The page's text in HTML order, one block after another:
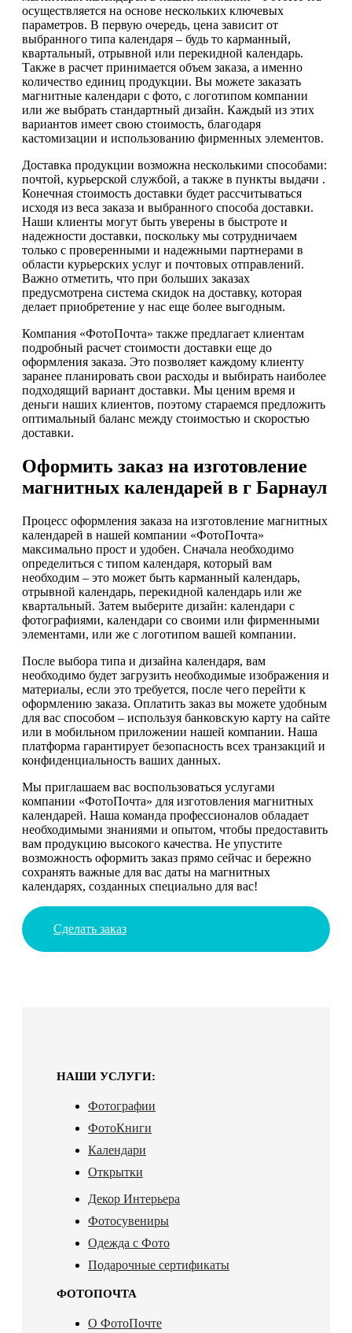
осуществляется на основе нескольких ключевых
параметров. В первую очередь, цена зависит от
выбранного типа календаря – будь то карманный,
квартальный, отрывной или перекидной календарь.
Также в расчет принимается объем заказа, а именно
количество единиц продукции. Вы можете заказать
магнитные календари с фото, с логотипом компании
или же выбрать стандартный дизайн. Каждый из этих
вариантов имеет свою стоимость, благодаря
кастомизации и использованию фирменных элементов.
Доставка продукции возможна несколькими способами:
почтой, курьерской службой, а также в пункты выдачи .
Конечная стоимость доставки будет рассчитываться
исходя из веса заказа и выбранного способа доставки.
Наши клиенты могут быть уверены в быстроте и
надежности доставки, поскольку мы сотрудничаем
только с проверенными и надежными партнерами в
области курьерских услуг и почтовых отправлений.
Важно отметить, что при больших заказах
предусмотрена система скидок на доставку, которая
делает приобретение у нас еще более выгодным.
Компания «ФотоПочта» также предлагает клиентам
подробный расчет стоимости доставки еще до
оформления заказа. Это позволяет каждому клиенту
заранее планировать свои расходы и выбирать наиболее
подходящий вариант доставки. Мы ценим время и
деньги наших клиентов, поэтому стараемся предложить
оптимальный баланс между стоимостью и скоростью
доставки.
Оформить заказ на изготовление
магнитных календарей в г Барнаул
Процесс оформления заказа на изготовление магнитных
календарей в нашей компании «ФотоПочта»
максимально прост и удобен. Сначала необходимо
определиться с типом календаря, который вам
необходим – это может быть карманный календарь,
отрывной календарь, перекидной календарь или же
квартальный. Затем выберите дизайн: календари с
фотографиями, календари со своими или фирменными
элементами, или же с логотипом вашей компании.
После выбора типа и дизайна календаря, вам
необходимо будет загрузить необходимые изображения и
материалы, если это требуется, после чего перейти к
оформлению заказа. Оплатить заказ вы можете удобным
для вас способом – используя банковскую карту на сайте
или в мобильном приложении нашей компании. Наша
платформа гарантирует безопасность всех транзакций и
конфиденциальность ваших данных.
Мы приглашаем вас воспользоваться услугами
компании «ФотоПочта» для изготовления магнитных
календарей. Наша команда профессионалов обладает
необходимыми знаниями и опытом, чтобы предоставить
вам продукцию высокого качества. Не упустите
возможность оформить заказ прямо сейчас и бережно
сохранять важные для вас даты на магнитных
календарях, созданных специально для вас!
Сделать заказ
НАШИ УСЛУГИ:
Фотографии
ФотоКниги
Календари
Открытки
Декор Интерьера
Фотосувениры
Одежда с Фото
Подарочные сертификаты
ФОТОПОЧТА
О ФотоПочте